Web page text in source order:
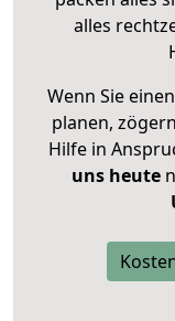
alles
Wenn Sie
planen,
Hilfe in
uns heute